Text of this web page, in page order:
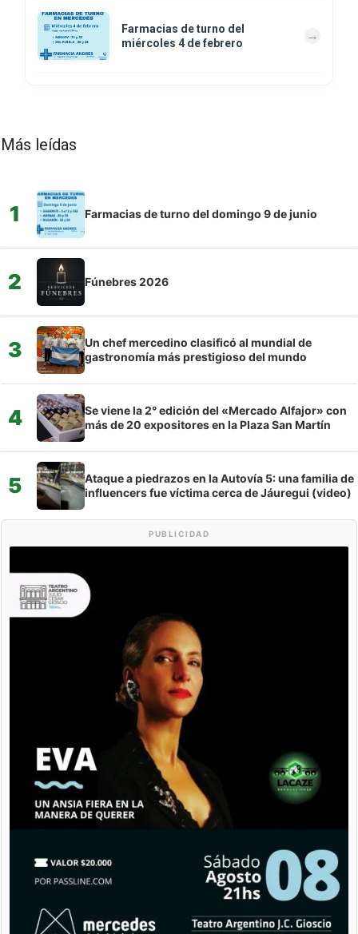
Farmacias de turno del
miércoles 4 de febrero
Más leídas
1 Farmacias de turno del domingo 9 de junio
2 Fúnebres 2026
3
Un chef mercedino clasificó al mundial de
gastronomía más prestigioso del mundo
4
Se viene la 2° edición del «Mercado Alfajor» con
más de 20 expositores en la Plaza San Martín
5
Ataque a piedrazos en la Autovía 5: una familia de
influencers fue víctima cerca de Jáuregui (video)
PUBLICIDAD